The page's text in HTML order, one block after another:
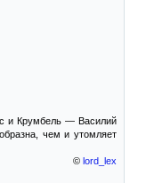
и Крумбель — Василий
чем и утомляет
© lord_lex